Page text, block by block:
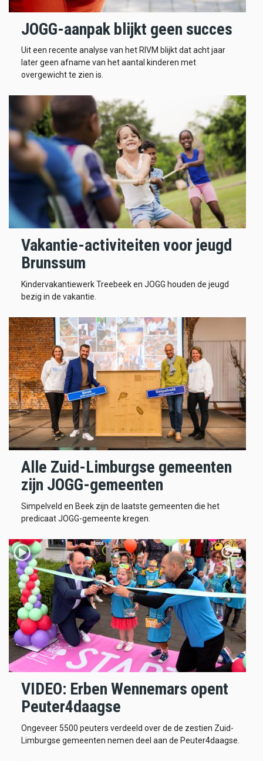
JOGG-aanpak blijkt geen succes
Uit een recente analyse van het RIVM blijkt dat acht jaar
later geen afname van het aantal kinderen met
overgewicht te zien is.
Vakantie-activiteiten voor jeugd
Brunssum
Kindervakantiewerk Treebeek en JOGG houden de jeugd
bezig in de vakantie.
Alle Zuid-Limburgse gemeenten
zijn JOGG-gemeenten
Simpelveld en Beek zijn de laatste gemeenten die het
predicaat JOGG-gemeente kregen.
VIDEO: Erben Wennemars opent
Peuter4daagse
Ongeveer 5500 peuters verdeeld over de de zestien Zuid-
Limburgse gemeenten nemen deel aan de Peuter4daagse.